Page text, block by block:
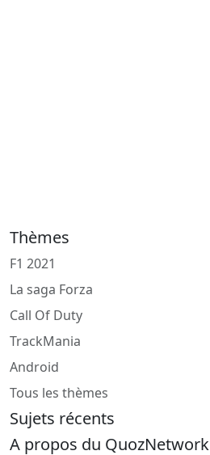
Thèmes
F1 2021
La saga Forza
Call Of Duty
TrackMania
Android
Tous les thèmes
Sujets récents
A propos du QuozNetwork